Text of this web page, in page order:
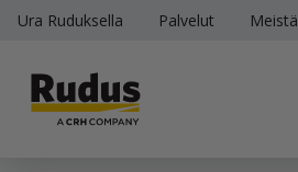
Ura Ruduksella Palvelut Meistä